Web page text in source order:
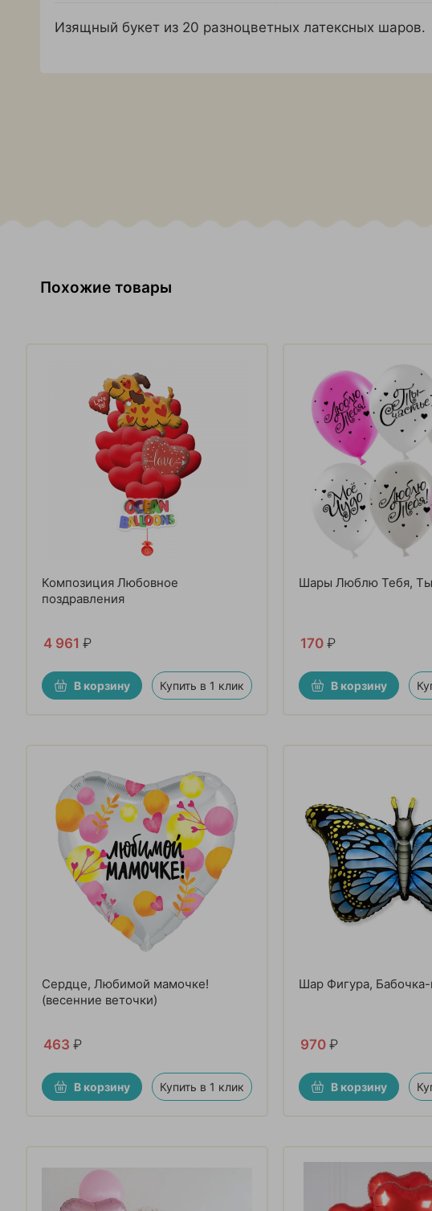
Изящный букет из 20 разноцветных латексных шаров.
Похожие товары
Композиция Любовное
поздравления
4 961 ₽
В корзину Купить в 1 клик
Шары Люблю Тебя, Ты
170 ₽
В корзину
Сердце, Любимой мамочке!
(весенние веточки)
463 ₽
В корзину Купить в 1 клик
Шар Фигура,
970 ₽
В корзину